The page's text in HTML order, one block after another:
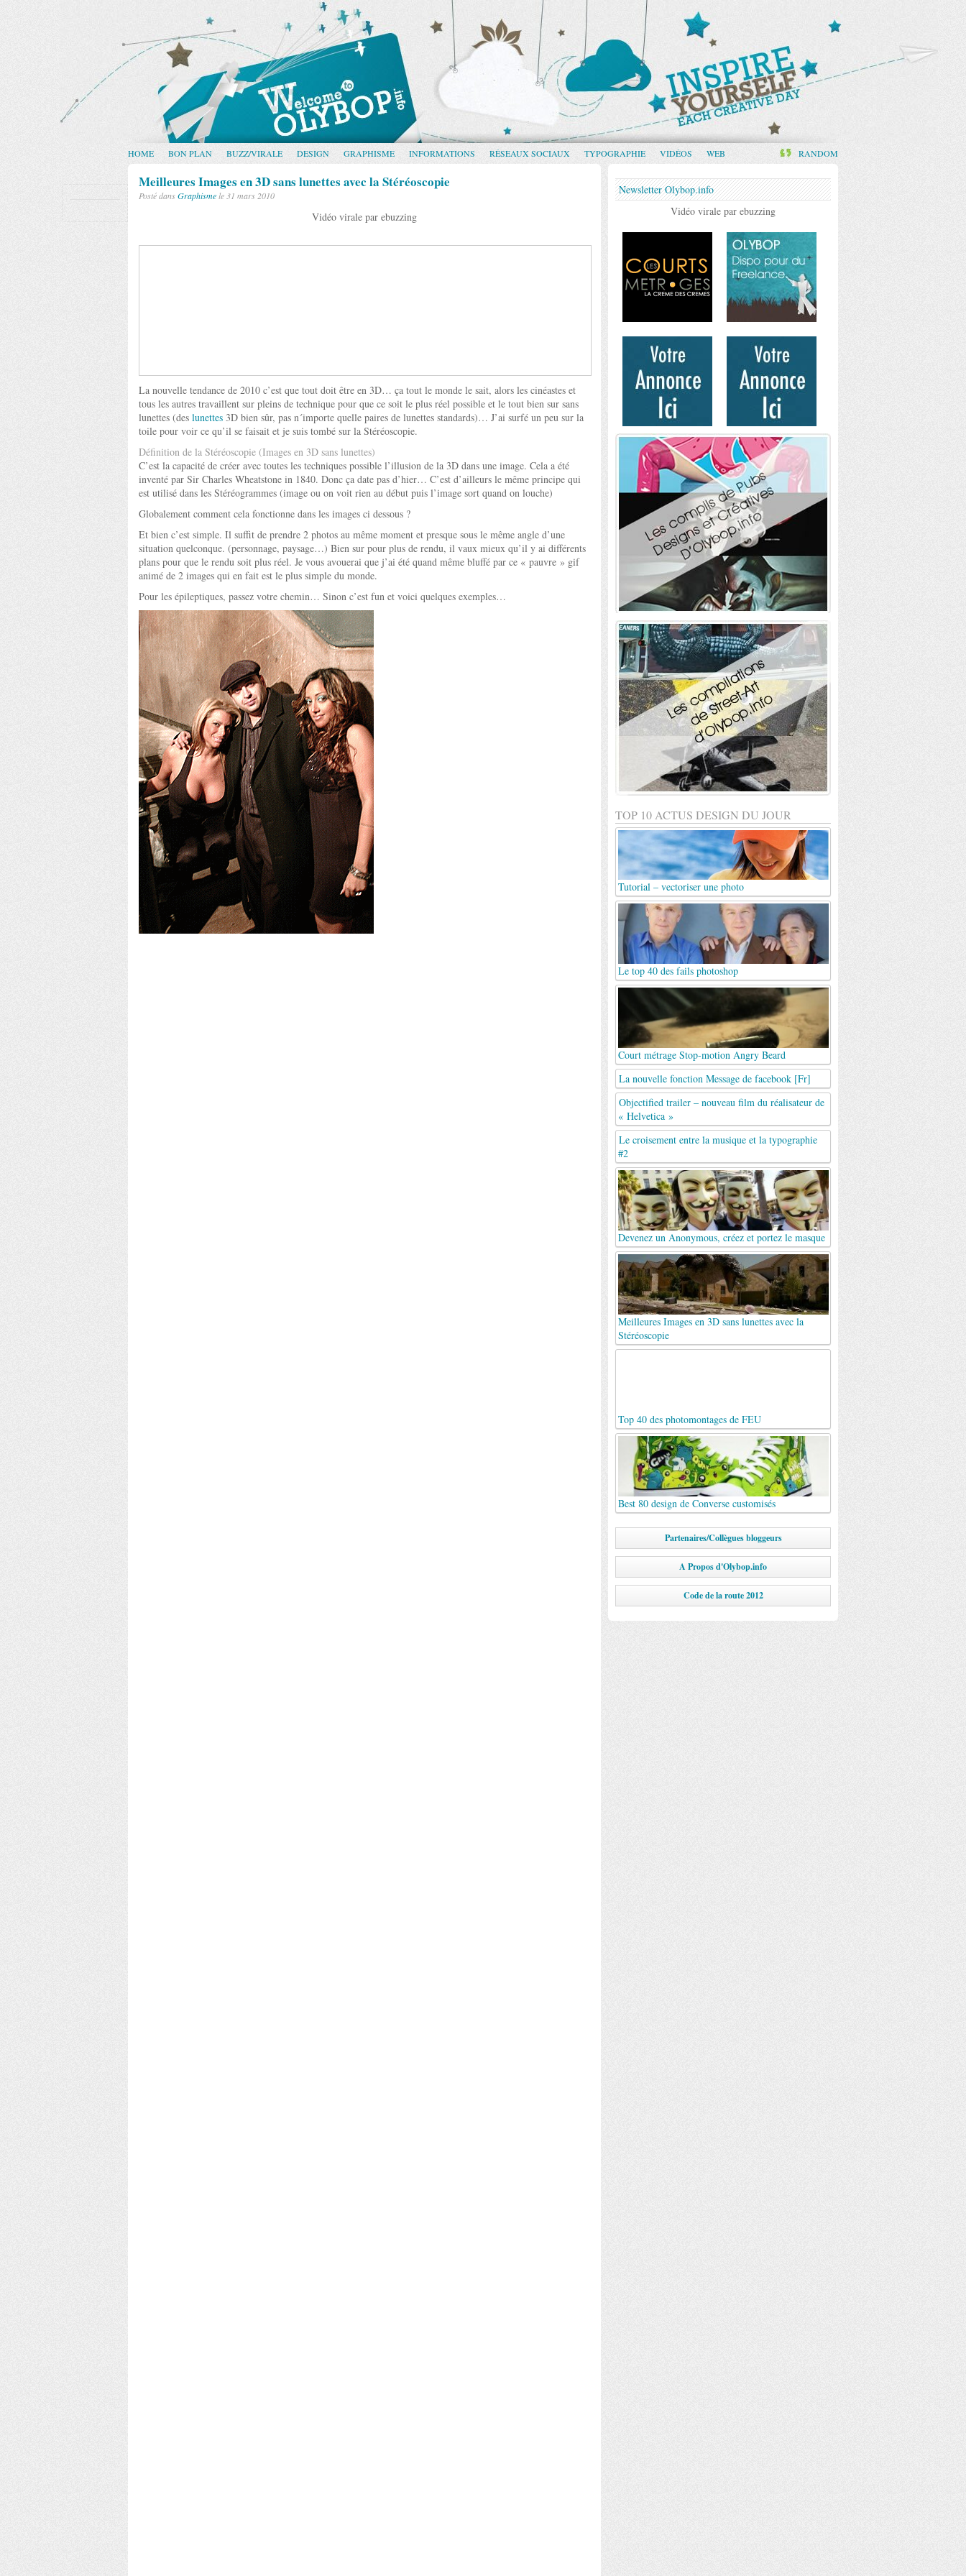
HOME BON PLAN BUZZ/VIRALE DESIGN GRAPHISME INFORMATIONS RÉSEAUX SOCIAUX TYPOGRAPHIE VIDÉOS WEB RANDOM
Meilleures Images en 3D sans lunettes avec la Stéréoscopie
Posté dansGraphismele 31 mars 2010
Vidéo virale par ebuzzing
La nouvelle tendance de 2010 c’est que tout doit être en 3D… ça tout le monde le sait, alors les cinéastes et
tous les autres travaillent sur pleins de technique pour que ce soit le plus réel possible et le tout bien sur sans
lunettes (des lunettes 3D bien sûr, pas n´importe quelle paires de lunettes standards)… J’ai surfé un peu sur la
toile pour voir ce qu’il se faisait et je suis tombé sur la Stéréoscopie.
Définition de la Stéréoscopie (Images en 3D sans lunettes)
C’est la capacité de créer avec toutes les techniques possible l’illusion de la 3D dans une image. Cela a été
inventé par Sir Charles Wheatstone in 1840. Donc ça date pas d’hier… C’est d’ailleurs le même principe qui
est utilisé dans les Stéréogrammes (image ou on voit rien au début puis l’image sort quand on louche)
Globalement comment cela fonctionne dans les images ci dessous ?
Et bien c’est simple. Il suffit de prendre 2 photos au même moment et presque sous le même angle d’une
situation quelconque. (personnage, paysage…) Bien sur pour plus de rendu, il vaux mieux qu’il y ai différents
plans pour que le rendu soit plus réel. Je vous avouerai que j’ai été quand même bluffé par ce « pauvre » gif
animé de 2 images qui en fait est le plus simple du monde.
Pour les épileptiques, passez votre chemin… Sinon c’est fun et voici quelques exemples…
Newsletter Olybop.info
Vidéo virale par ebuzzing
TOP 10 ACTUS DESIGN DU JOUR
Tutorial – vectoriser une photo
Le top 40 des fails photoshop
Court métrage Stop-motion Angry Beard
La nouvelle fonction Message de facebook [Fr]
Objectified trailer – nouveau film du réalisateur de
« Helvetica »
Le croisement entre la musique et la typographie
#2
Devenez un Anonymous, créez et portez le masque
Meilleures Images en 3D sans lunettes avec la
Stéréoscopie
Top 40 des photomontages de FEU
Best 80 design de Converse customisés
Partenaires/Collègues bloggeurs
A Propos d'Olybop.info
Code de la route 2012